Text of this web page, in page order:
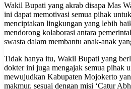
Wakil Bupati yang akrab disapa Mas
ini dapat memotivasi semua pihak
menciptakan lingkungan yang lebih
mendorong kolaborasi antara
swasta dalam membantu anak-anak
Tidak hanya itu, Wakil Bupati yang
dokter ini juga mengajak semua pihak
mewujudkan Kabupaten Mojokerto
makmur, sesuai dengan misi ‘Catur